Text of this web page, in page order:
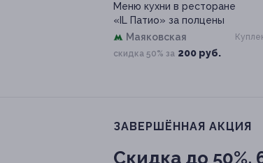
Меню кухни в ресторане
«IL Патио» за полцены
Маяковская
скидка 50% за 200 руб.
ЗАВЕРШЁННАЯ АКЦИЯ
Скидка до 50%.